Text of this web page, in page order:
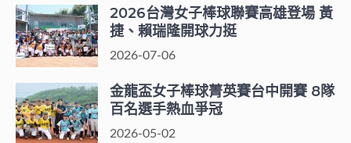
2026台灣女子棒球聯賽高雄登場 黃
捷、賴瑞隆開球力挺
2026-07-06
金龍盃女子棒球菁英賽台中開賽 8隊
百名選手熱血爭冠
2026-05-02